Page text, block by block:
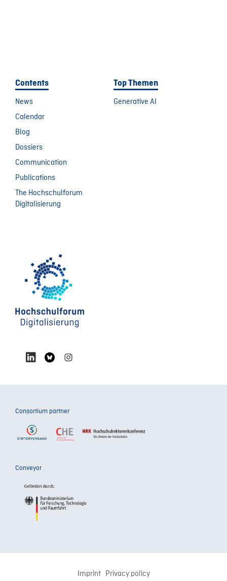
Contents
News
Calendar
Blog
Dossiers
Communication
Publications
The Hochschulforum
Digitalisierung
Top Themen
Generative AI
Consortium partner
Conveyor
Imprint Privacy policy